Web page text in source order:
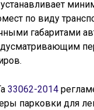
устанавливает
по виду
габаритами
33062-2014
парковки для